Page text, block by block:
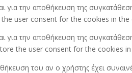
για την αποθήκευση της
user consent for the cookies in
για την αποθήκευση της
the user consent for the cookies
του αν ο χρήστης έχει